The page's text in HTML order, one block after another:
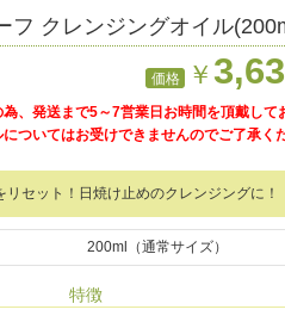
フ クレンジングオイル
価格 ￥
、発送まで5～7営業日お時間を頂戴して
ついてはお受けできませんのでご了承く
リセット！日焼け止めのクレンジングに！
200ml（通常サイズ）
特徴